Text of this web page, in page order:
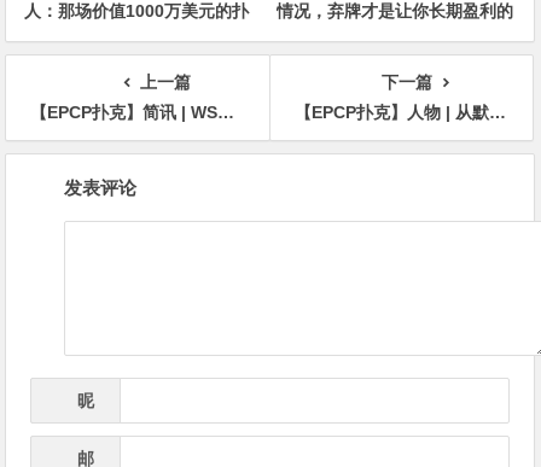
人：那场价值1000万美元的扑
克牌局，即将揭晓最终答案
情况，弃牌才是让你长期盈利的
明智之举
上一篇
【EPCP扑克】简讯 | WSOP神秘赏金赛两项100万美元奖金均已抽出！
下一篇
【EPCP扑克】人物 | 从默默无闻，到潜在的WSOP年度玩家？
发表评论
昵
邮